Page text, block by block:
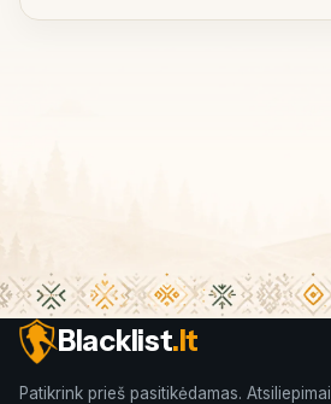
Blacklist.lt
Patikrink prieš pasitikėdamas. Atsiliepimai